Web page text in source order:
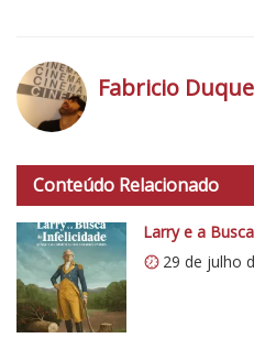
t
p
s
:
/
/
Fabricio Duque
Conteúdo Relacionado
Larry e a
29 de julho